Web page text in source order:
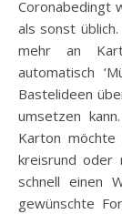
Coronabedingt wird bei uns derzeit mehr online geshoppt
als sonst
mehr an
automatisch
Bastelideen
umsetzen
Karton
kreisrund oder
schnell einen
gewünschte